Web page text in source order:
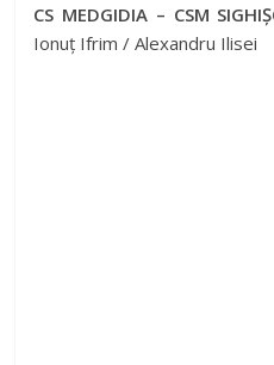
CS MEDGIDIA – CSM
Ionuț Ifrim / Alexandru Ilisei